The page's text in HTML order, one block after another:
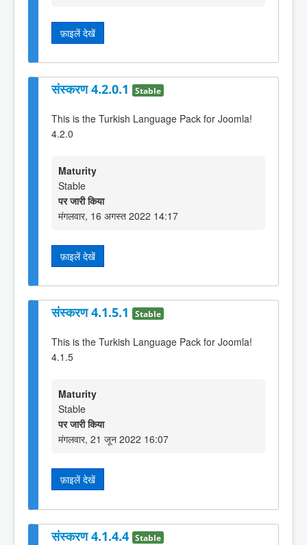
फ़ाइलें देखें
संस्करण 4.2.0.1 Stable
This is the Turkish Language Pack for Joomla!
4.2.0
Maturity
Stable
पर जारी किया
मंगलवार, 16 अगस्त 2022 14:17
फ़ाइलें देखें
संस्करण 4.1.5.1 Stable
This is the Turkish Language Pack for Joomla!
4.1.5
Maturity
Stable
पर जारी किया
मंगलवार, 21 जून 2022 16:07
फ़ाइलें देखें
संस्करण 4.1.4.4 Stable